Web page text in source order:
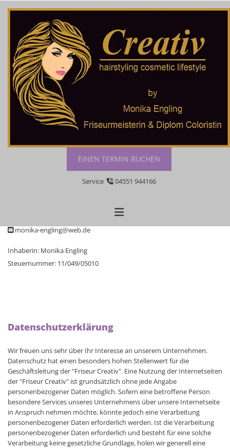
Zum Inhalt springen
EINEN TERMIN BUCHEN
Ser­vice04551 944166
DATENSCHUTZ
mo­ni­ka-eng­ling@​web.​de
In­ha­berin: Mo­ni­ka Eng­ling
Steu­er­num­mer: 11/049/05010
Datenschutzerklärung
Wir freuen uns sehr über Ihr Interesse an unserem Unternehmen.
Datenschutz hat einen besonders hohen Stellenwert für die
Geschäftsleitung der "Friseur Creativ". Eine Nutzung der Internetseiten
der "Friseur Creativ" ist grundsätzlich ohne jede Angabe
personenbezogener Daten möglich. Sofern eine betroffene Person
besondere Services unseres Unternehmens über unsere Internetseite
in Anspruch nehmen möchte, könnte jedoch eine Verarbeitung
personenbezogener Daten erforderlich werden. Ist die Verarbeitung
personenbezogener Daten erforderlich und besteht für eine solche
Verarbeitung keine gesetzliche Grundlage, holen wir generell eine